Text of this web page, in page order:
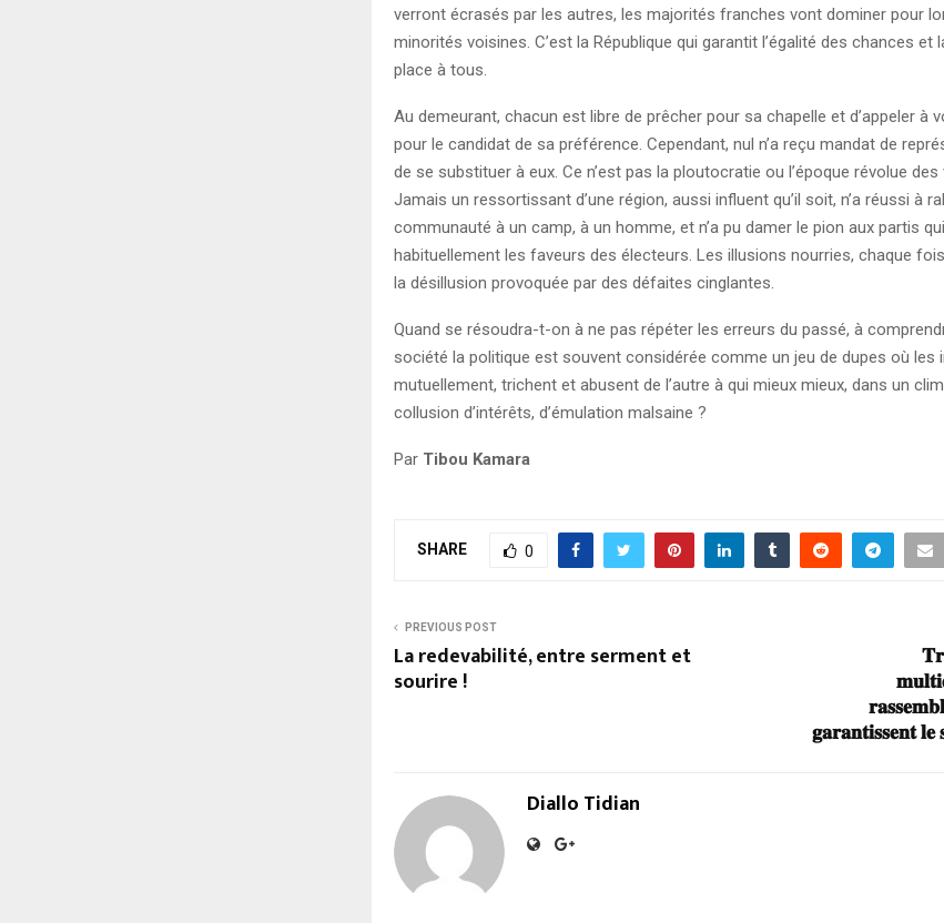
verront écrasés par les autres, les majorités franches vont dominer pour
minorités voisines. C’est la République qui garantit l’égalité des chances et
place à tous.
Au demeurant, chacun est libre de prêcher pour sa chapelle et d’appeler à
pour le candidat de sa préférence. Cependant, nul n’a reçu mandat de
de se substituer à eux. Ce n’est pas la ploutocratie ou l’époque révolue
Jamais un ressortissant d’une région, aussi influent qu’il soit, n’a réussi à
communauté à un camp, à un homme, et n’a pu damer le pion aux partis
habituellement les faveurs des électeurs. Les illusions nourries, chaque
la désillusion provoquée par des défaites cinglantes.
Quand se résoudra-t-on à ne pas répéter les erreurs du passé, à
société la politique est souvent considérée comme un jeu de dupes où les
mutuellement, trichent et abusent de l’autre à qui mieux mieux, dans un
collusion d’intérêts, d’émulation malsaine ?
Par Tibou Kamara
SHARE 0
PREVIOUS POST
La redevabilité, entre serment et
sourire !
𝐠𝐚𝐫𝐚𝐧𝐭𝐢𝐬𝐬𝐞𝐧𝐭
Diallo Tidian